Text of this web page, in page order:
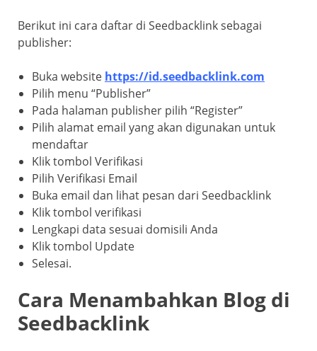
Berikut ini cara daftar di Seedbacklink sebagai
publisher:
Buka website https://id.seedbacklink.com
Pilih menu “Publisher”
Pada halaman publisher pilih “Register”
Pilih alamat email yang akan digunakan untuk
mendaftar
Klik tombol Verifikasi
Pilih Verifikasi Email
Buka email dan lihat pesan dari Seedbacklink
Klik tombol verifikasi
Lengkapi data sesuai domisili Anda
Klik tombol Update
Selesai.
Cara Menambahkan Blog di
Seedbacklink